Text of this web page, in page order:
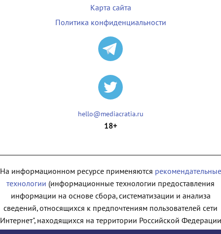
Карта сайта
Политика конфиденциальности
hello@mediacratia.ru
18+
На информационном ресурсе применяются рекомендательные
технологии (информационные технологии предоставления
информации на основе сбора, систематизации и анализа
сведений, относящихся к предпочтениям пользователей сети
находящихся на территории Российской